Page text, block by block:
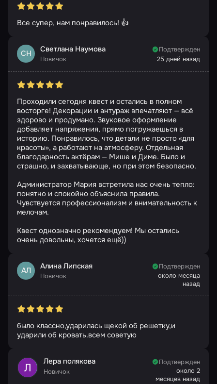
Все супер, нам понравилось! 👍
СН Светлана Наумова
Новичок
Подтвержден
25 дней назад
Проходили сегодня квест и остались в полном
восторге! Декорации и антураж впечатляют — всё
здорово и продумано. Звуковое оформление
добавляет напряжения, прямо погружаешься в
историю. Понравилось, что детали не просто «для
красоты», а работают на атмосферу. Отдельная
благодарность актёрам — Мише и Диме. Было и
страшно, и захватывающе, но при этом безопасно.
Администратор Мария встретила нас очень тепло:
понятно и спокойно объяснила правила.
Чувствуется профессионализм и внимательность к
мелочам.
Квест однозначно рекомендуем! Мы остались
очень довольны, хочется ещё))
АЛ Алина Липская
Новичок
Подтвержден
около месяца
назад
было классно,ударилась щекой об решетку,и
ударили об кровать.всем советую
Лера полякова
Новичок
Подтвержден
около 2
месяцев назад